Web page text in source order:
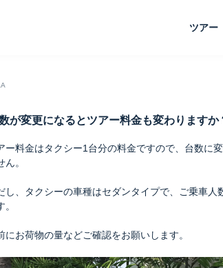
ツアー
が変更になるとツアー料金も変わりますか
ー料金はタクシー1台分の料金ですので、台数に
ん。
し、タクシーの車種はセダンタイプで、ご乗車人
。
にお荷物の量などご確認をお願いします。